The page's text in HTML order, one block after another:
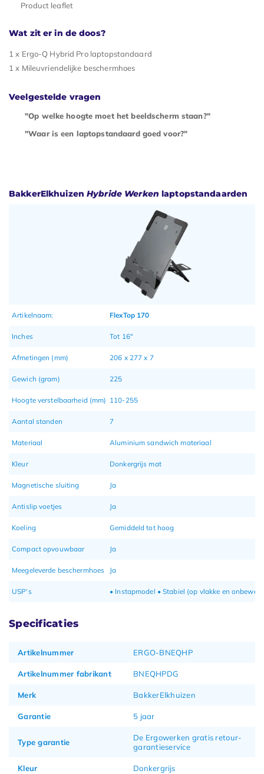
Product leaflet
Wat zit er in de doos?
1 x Ergo-Q Hybrid Pro laptopstandaard
1 x Mileuvriendelijke beschermhoes
Veelgestelde vragen
"Op welke hoogte moet het beeldscherm staan?"
"Waar is een laptopstandaard goed voor?"
BakkerElkhuizenHybride Werken laptopstandaarden
Artikelnaam: FlexTop 170
Inches Tot 16"
Afmetingen (mm) 206 x 277 x 7
Gewich (gram) 225
Hoogte verstelbaarheid (mm) 110-255
Aantal standen 7
Materiaal Aluminium sandwich materiaal
Kleur Donkergrijs mat
Magnetische sluiting Ja
Antislip voetjes Ja
Koeling Gemiddeld tot hoog
Compact opvouwbaar Ja
Meegeleverde beschermhoes Ja
USP's • Instapmodel • Stabiel (op vlakke en
Specificaties
Artikelnummer ERGO-BNEQHP
Artikelnummer fabrikant BNEQHPDG
Merk BakkerElkhuizen
Garantie 5 jaar
Type garantie
De Ergowerken gratis retour-
garantieservice
Kleur Donkergrijs